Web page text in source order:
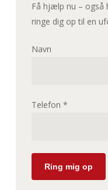
Få hjælp nu – også
ringe dig op til en
Navn
Telefon *